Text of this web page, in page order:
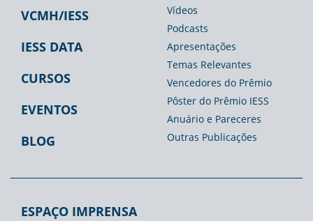
VCMH/IESS
IESS DATA
CURSOS
EVENTOS
BLOG
Vídeos
Podcasts
Apresentações
Temas Relevantes
Vencedores do Prêmio
Pôster do Prêmio IESS
Anuário e Pareceres
Outras Publicações
ESPAÇO IMPRENSA